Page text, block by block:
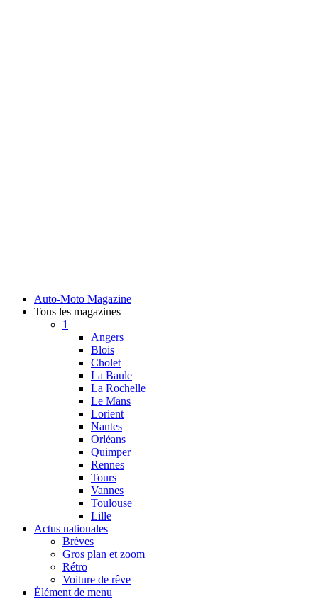
Auto-Moto Magazine
Tous les magazines
1
Angers
Blois
Cholet
La Baule
La Rochelle
Le Mans
Lorient
Nantes
Orléans
Quimper
Rennes
Tours
Vannes
Toulouse
Lille
Actus nationales
Brèves
Gros plan et zoom
Rétro
Voiture de rêve
Élément de menu